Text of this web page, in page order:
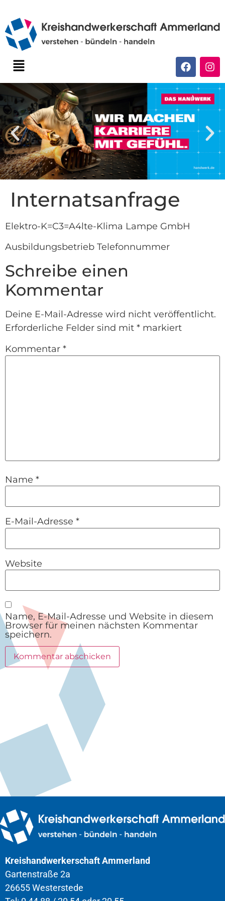
Internatsanfrage
Elektro-K=C3=A4lte-Klima Lampe GmbH
Ausbildungsbetrieb Telefonnummer
Schreibe einen
Kommentar
Deine E-Mail-Adresse wird nicht veröffentlicht.
Erforderliche Felder sind mit * markiert
Kommentar *
Name *
E-Mail-Adresse *
Website
Name, E-Mail-Adresse und Website in diesem
Browser für meinen nächsten Kommentar
speichern.
Kreishandwerkerschaft Ammerland
Gartenstraße 2a
26655 Westerstede